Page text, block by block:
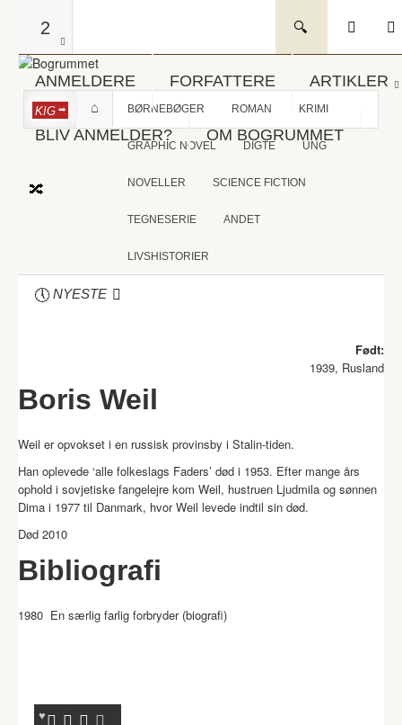
2
ANMELDERE FORFATTERE ARTIKLER
BLIV ANMELDER? OM BOGRUMMET
KIG BØRNEBØGER ROMAN KRIMI
GRAPHIC NOVEL DIGTE UNG
NOVELLER SCIENCE FICTION
TEGNESERIE ANDET
LIVSHISTORIER
NYESTE
Født:
1939, Rusland
Boris Weil
Weil er opvokset i en russisk provinsby i Stalin-tiden.
Han oplevede ‘alle folkeslags Faders’ død i 1953. Efter mange års
ophold i sovjetiske fangelejre kom Weil, hustruen Ljudmila og sønnen
Dima i 1977 til Danmark, hvor Weil levede indtil sin død.
Død 2010
Bibliografi
1980 En særlig farlig forbryder (biografi)